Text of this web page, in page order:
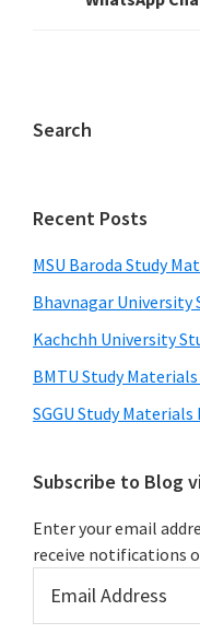
Search
Recent Posts
MSU Baroda Study
Bhavnagar University
Kachchh University
BMTU Study
SGGU Study
Subscribe to Blog
Enter your email
receive notifications
Address